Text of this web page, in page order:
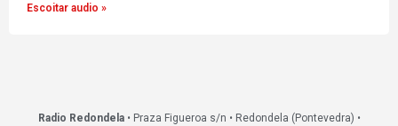
Escoitar audio »
Radio Redondela• Praza Figueroa s/n • Redondela (Pontevedra) •